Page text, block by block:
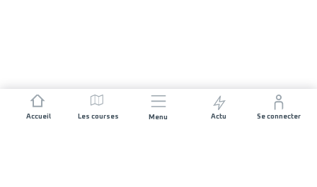
Accueil Les courses Menu Actu Se connecter